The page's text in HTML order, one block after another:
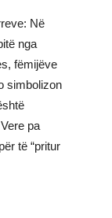
Në
nga
fëmijëve
simbolizon
pa
të “pritur